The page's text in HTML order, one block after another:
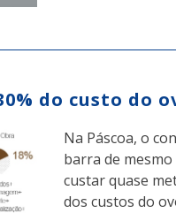
do custo do
Na Páscoa, o
barra de
custar quase
dos custos do